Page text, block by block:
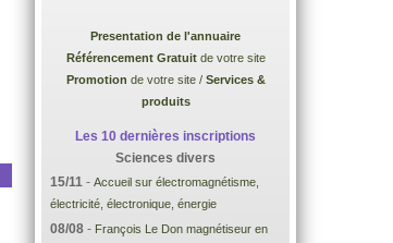
Presentation de l'annuaire
Référencement Gratuitde votre site
Promotion de votre site / Services &
produits
Les 10 dernières inscriptions
Sciences divers
15/11 - Accueil sur électromagnétisme,
électricité, électronique, énergie
08/08 - François Le Don magnétiseur en